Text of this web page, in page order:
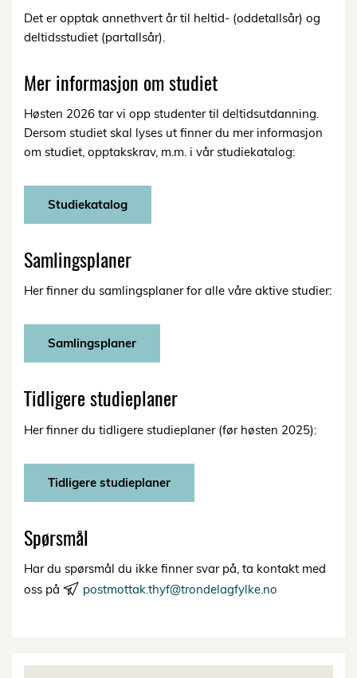
Det er opptak annethvert år til heltid- (oddetallsår) og
deltidsstudiet (partallsår).
Mer informasjon om studiet
Høsten 2026 tar vi opp studenter til deltidsutdanning.
Dersom studiet skal lyses ut finner du mer informasjon
om studiet, opptakskrav, m.m. i vår studiekatalog:
Studiekatalog
Samlingsplaner
Her finner du samlingsplaner for alle våre aktive studier:
Samlingsplaner
Tidligere studieplaner
Her finner du tidligere studieplaner (før høsten 2025):
Tidligere studieplaner
Spørsmål
Har du spørsmål du ikke finner svar på, ta kontakt med
oss på
postmottak.thyf@trondelagfylke.no